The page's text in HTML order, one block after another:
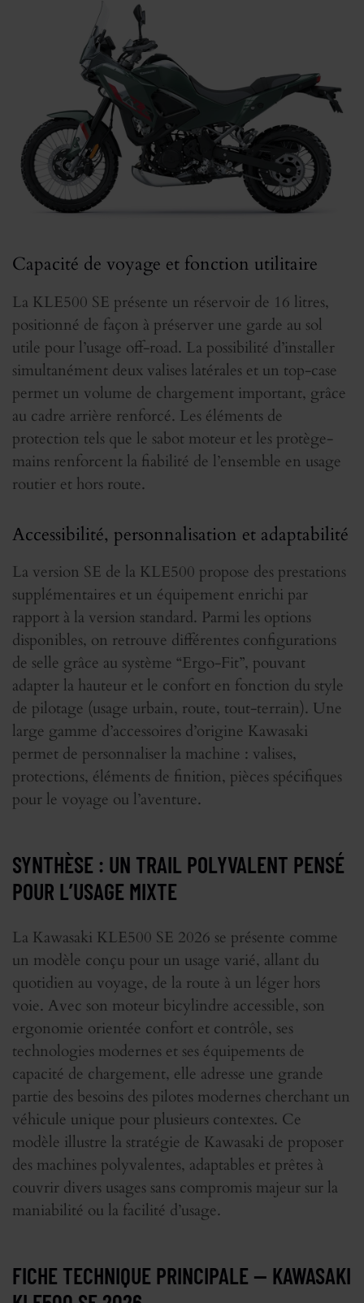
Capacité de voyage et fonction utilitaire
La KLE500 SE présente un réservoir de 16 litres,
positionné de façon à préserver une garde au sol
utile pour l’usage off-road. La possibilité d’installer
simultanément deux valises latérales et un top-case
permet un volume de chargement important, grâce
au cadre arrière renforcé. Les éléments de
protection tels que le sabot moteur et les protège-
mains renforcent la fiabilité de l’ensemble en usage
routier et hors route.
Accessibilité, personnalisation et adaptabilité
La version SE de la KLE500 propose des prestations
supplémentaires et un équipement enrichi par
rapport à la version standard. Parmi les options
disponibles, on retrouve différentes configurations
de selle grâce au système “Ergo-Fit”, pouvant
adapter la hauteur et le confort en fonction du style
de pilotage (usage urbain, route, tout-terrain). Une
large gamme d’accessoires d’origine Kawasaki
permet de personnaliser la machine : valises,
protections, éléments de finition, pièces spécifiques
pour le voyage ou l’aventure.
SYNTHÈSE : UN TRAIL POLYVALENT PENSÉ
POUR L’USAGE MIXTE
La Kawasaki KLE500 SE 2026 se présente comme
un modèle conçu pour un usage varié, allant du
quotidien au voyage, de la route à un léger hors
voie. Avec son moteur bicylindre accessible, son
ergonomie orientée confort et contrôle, ses
technologies modernes et ses équipements de
capacité de chargement, elle adresse une grande
partie des besoins des pilotes modernes cherchant un
véhicule unique pour plusieurs contextes. Ce
modèle illustre la stratégie de Kawasaki de proposer
des machines polyvalentes, adaptables et prêtes à
couvrir divers usages sans compromis majeur sur la
maniabilité ou la facilité d’usage.
FICHE TECHNIQUE PRINCIPALE — KAWASAKI